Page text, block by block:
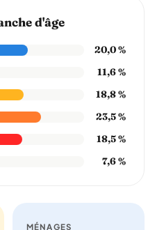
d'âge
20,0 %
11,6 %
18,8 %
23,5 %
18,5 %
7,6 %
MÉNAGES